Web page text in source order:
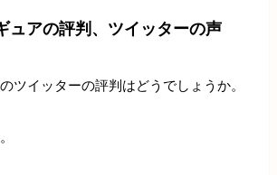
ュアの評判、ツイッターの声
ツイッターの評判はどうでしょうか。